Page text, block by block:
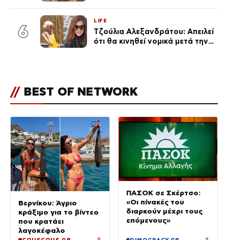
6
LIFE
Τζούλια Αλεξανδράτου: Απειλεί
ότι θα κινηθεί νομικά μετά την
// BEST OF NETWORK
Βερνίκου: Άγριο
κράξιμο για το βίντεο
που κρατάει
λαγοκέφαλο
ΠΑΣΟΚ σε Σκέρτσο:
«Οι πίνακές του
διαρκούν μέχρι τους
επόμενους»